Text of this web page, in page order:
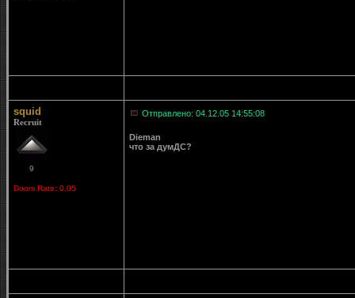
squid
Recruit
9
Doom Rate: 0.05
Отправлено: 04.12.05 14:55:08
Dieman
что за думДС?